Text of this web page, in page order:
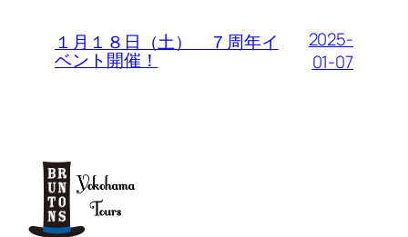
１月１８日（土） ７周年イ
ベント開催！
2025-
01-07